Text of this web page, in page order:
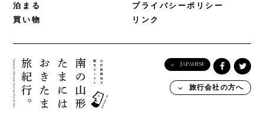
泊まる
買い物
プライバシーポリシー
リンク
JAPANESE
English
旅行会社の方へ